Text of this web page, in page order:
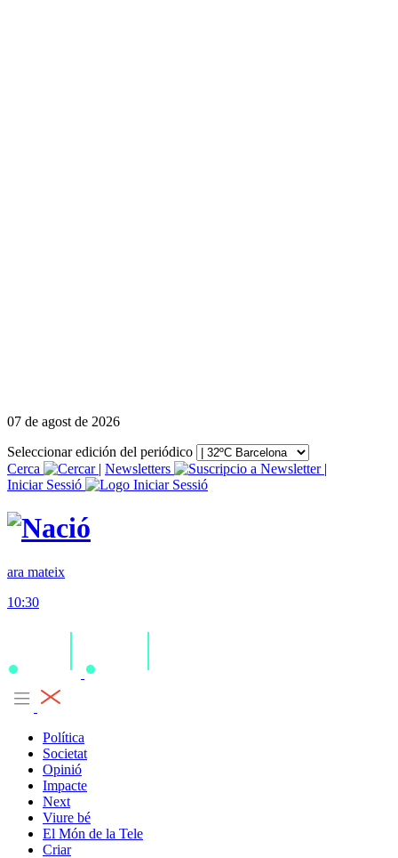
07 de agost de 2026
Seleccionar edición del periódico
Cerca
| Newsletters
|
Iniciar Sessió
ara mateix
10:30
Política
Societat
Opinió
Impacte
Next
Viure bé
El Món de la Tele
Criar